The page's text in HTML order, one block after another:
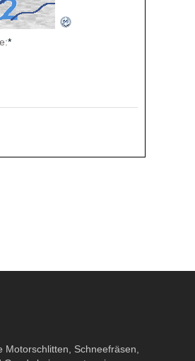
*
Motorschlitten, Schneefräsen,